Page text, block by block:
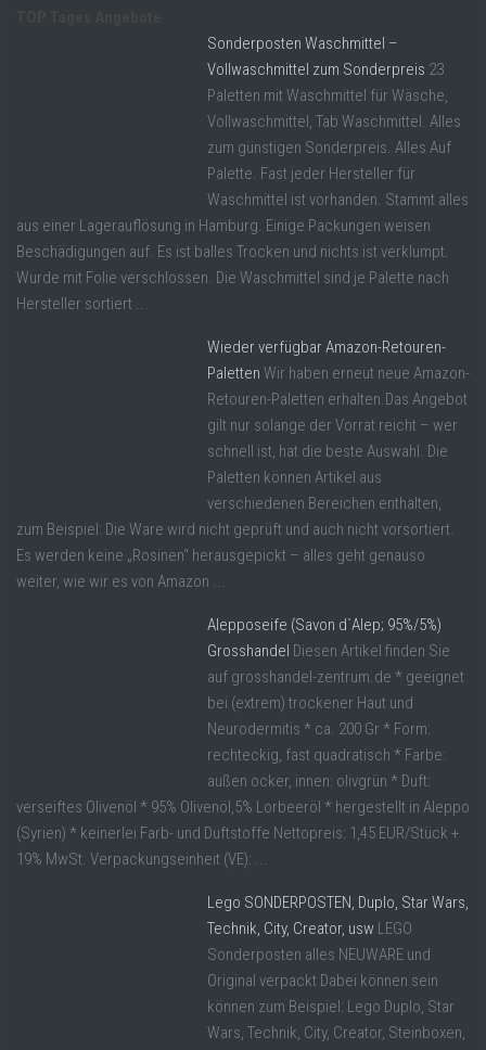
Sonderposten Waschmittel –
Vollwaschmittel zum Sonderpreis 23
Paletten mit Waschmittel für Wäsche,
Vollwaschmittel, Tab Waschmittel. Alles
zum günstigen Sonderpreis. Alles Auf
Palette. Fast jeder Hersteller für
Waschmittel ist vorhanden. Stammt alles
aus einer Lagerauflösung in Hamburg. Einige Packungen weisen
Beschädigungen auf. Es ist balles Trocken und nichts ist verklumpt.
Wurde mit Folie verschlossen. Die Waschmittel sind je Palette nach
Hersteller sortiert ...
Wieder verfügbar Amazon-Retouren-
Paletten Wir haben erneut neue Amazon-
Retouren-Paletten erhalten.Das Angebot
gilt nur solange der Vorrat reicht – wer
schnell ist, hat die beste Auswahl. Die
Paletten können Artikel aus
verschiedenen Bereichen enthalten,
zum Beispiel: Die Ware wird nicht geprüft und auch nicht vorsortiert.
Es werden keine „Rosinen“ herausgepickt – alles geht genauso
weiter, wie wir es von Amazon ...
Alepposeife (Savon d`Alep; 95%/5%)
Grosshandel Diesen Artikel finden Sie
auf grosshandel-zentrum.de * geeignet
bei (extrem) trockener Haut und
Neurodermitis * ca. 200 Gr * Form:
rechteckig, fast quadratisch * Farbe:
außen ocker, innen: olivgrün * Duft:
verseiftes Olivenöl * 95% Olivenöl,5% Lorbeeröl * hergestellt in Aleppo
(Syrien) * keinerlei Farb- und Duftstoffe Nettopreis: 1,45 EUR/Stück +
19% MwSt. Verpackungseinheit (VE): ...
Lego SONDERPOSTEN, Duplo, Star Wars,
Technik, City, Creator, usw LEGO
Sonderposten alles NEUWARE und
Original verpackt Dabei können sein
können zum Beispiel: Lego Duplo, Star
Wars, Technik, City, Creator, Steinboxen,